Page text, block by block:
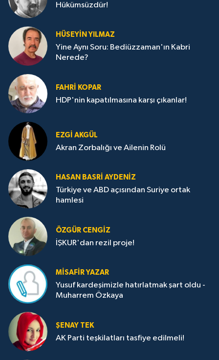
Hükümsüzdür!
HÜSEYIN YILMAZ
Yine Aynı Soru: Bediüzzaman'ın Kabri
Nerede?
FAHRI KOPAR
HDP'nin kapatılmasına karşı çıkanlar!
EZGI AKGÜL
Akran Zorbalığı ve Ailenin Rolü
HASAN BASRI AYDENIZ
Türkiye ve ABD açısından Suriye ortak
hamlesi
ÖZGÜR CENGIZ
İŞKUR'dan rezil proje!
MISAFIR YAZAR
Yusuf kardeşimizle hatırlatmak şart oldu -
Muharrem Özkaya
ŞENAY TEK
AK Parti teşkilatları tasfiye edilmeli!